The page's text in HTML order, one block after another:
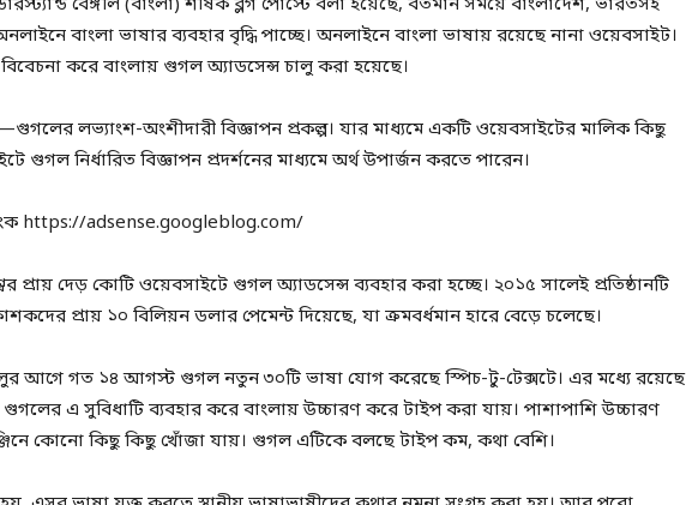
বেঙ্গলি (বাংলা) শীর্ষক ব্লগ পোস্টে বলা হয়েছে, বর্তমান সময়ে বাংলাদেশ, ভারতসহ
অনলাইনে বাংলা ভাষার ব্যবহার বৃদ্ধি পাচ্ছে। অনলাইনে বাংলা ভাষায় রয়েছে নানা ওয়েবসাইট।
করে বাংলায় গুগল অ্যাডসেন্স চালু করা হয়েছে।
লভ্যাংশ-অংশীদারী বিজ্ঞাপন প্রকল্প। যার মাধ‍্যমে একটি ওয়েবসাইটের মালিক কিছু
গুগল নির্ধারিত বিজ্ঞাপন প্রদর্শনের মাধ্যমে অর্থ উপার্জন করতে পারেন।
https://adsense.googleblog.com/
প্রায় দেড় কোটি ওয়েবসাইটে গুগল অ্যাডসেন্স ব্যবহার করা হচ্ছে। ২০১৫ সালেই প্রতিষ্ঠানটি
প্রায় ১০ বিলিয়ন ডলার পেমেন্ট দিয়েছে, যা ক্রমবর্ধমান হারে বেড়ে চলেছে।
আগে গত ১৪ আগস্ট গুগল নতুন ৩০টি ভাষা যোগ করেছে স্পিচ-টু-টেক্সটে। এর মধ্যে রয়েছে
এ সুবিধাটি ব্যবহার করে বাংলায় উচ্চারণ করে টাইপ করা যায়। পাশাপাশি উচ্চারণ
কোনো কিছু কিছু খোঁজা যায়। গুগল এটিকে বলছে টাইপ কম, কথা বেশি।